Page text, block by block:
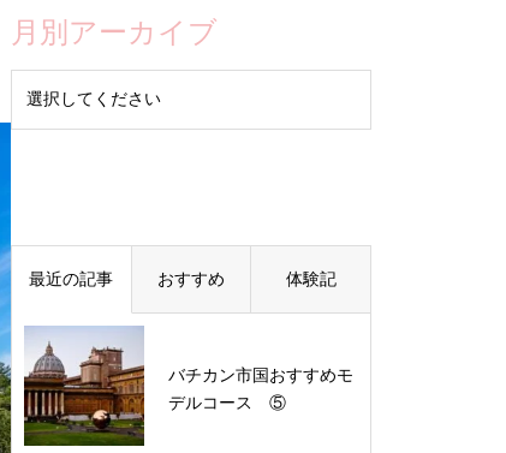
月別アーカイブ
最近の記事 おすすめ 体験記
バチカン市国おすすめモ
デルコース ⑤